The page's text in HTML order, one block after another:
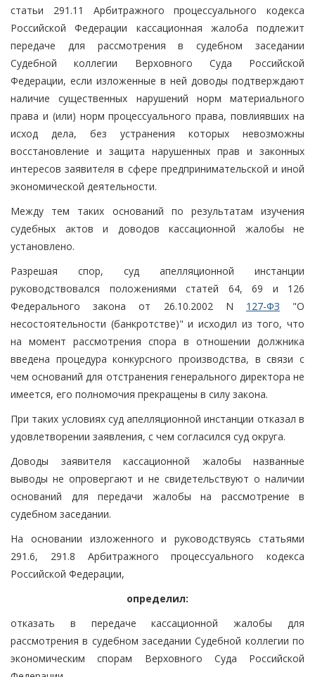
статьи 291.11 Арбитражного процессуального кодекса
Российской Федерации кассационная жалоба подлежит
передаче для рассмотрения в судебном заседании
Судебной коллегии Верховного Суда Российской
Федерации, если изложенные в ней доводы подтверждают
наличие существенных нарушений норм материального
права и (или) норм процессуального права, повлиявших на
исход дела, без устранения которых невозможны
восстановление и защита нарушенных прав и законных
интересов заявителя в сфере предпринимательской и иной
экономической деятельности.
Между тем таких оснований по результатам изучения
судебных актов и доводов кассационной жалобы не
установлено.
Разрешая спор, суд апелляционной инстанции
руководствовался положениями статей 64, 69 и 126
Федерального закона от 26.10.2002 N 127-ФЗ "О
несостоятельности (банкротстве)" и исходил из того, что
на момент рассмотрения спора в отношении должника
введена процедура конкурсного производства, в связи с
чем оснований для отстранения генерального директора не
имеется, его полномочия прекращены в силу закона.
При таких условиях суд апелляционной инстанции отказал в
удовлетворении заявления, с чем согласился суд округа.
Доводы заявителя кассационной жалобы названные
выводы не опровергают и не свидетельствуют о наличии
оснований для передачи жалобы на рассмотрение в
судебном заседании.
На основании изложенного и руководствуясь статьями
291.6, 291.8 Арбитражного процессуального кодекса
Российской Федерации,
определил:
отказать в передаче кассационной жалобы для
рассмотрения в судебном заседании Судебной коллегии по
экономическим спорам Верховного Суда Российской